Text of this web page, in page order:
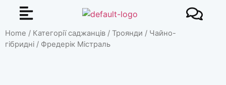
Home / Категорії саджанців / Троянди / Чайно-
гібридні / Фредерік Містраль